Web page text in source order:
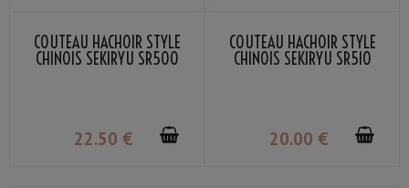
COUTEAU HACHOIR STYLE
CHINOIS SEKIRYU SR500
22.50 €
COUTEAU HACHOIR STYLE
CHINOIS SEKIRYU SR510
20.00 €